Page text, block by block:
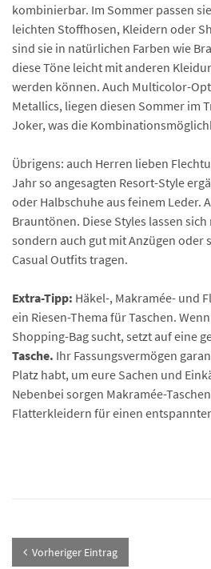
kombinierbar. Im Sommer passen
leichten Stoffhosen, Kleidern oder
sind sie in natürlichen Farben wie
diese Töne leicht mit anderen
werden können. Auch Multicolor-
Metallics, liegen diesen Sommer im
Joker, was die
Übrigens: auch Herren lieben
Jahr so angesagten Resort-Style
oder Halbschuhe aus feinem Leder.
Brauntönen. Diese Styles lassen
sondern auch gut mit Anzügen oder
Casual Outfits tragen.
Extra-Tipp: Häkel-, Makramée- und
ein Riesen-Thema für Taschen.
Shopping-Bag sucht, setzt auf eine
Tasche. Ihr Fassungsvermögen
Platz habt, um eure Sachen und
Nebenbei sorgen Makramée-
Flatterkleidern für einen
Vorheriger Eintrag